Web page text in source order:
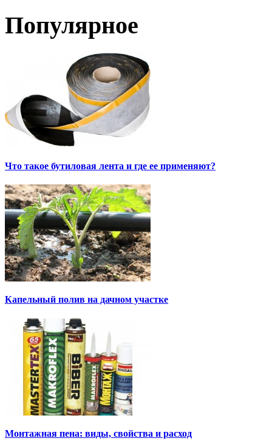
Популярное
Что такое бутиловая лента и где ее применяют?
Капельный полив на дачном участке
Монтажная пена: виды, свойства и расход